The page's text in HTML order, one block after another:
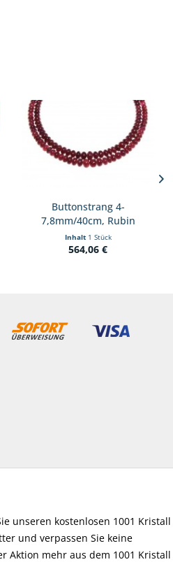
Buttonstrang 4-
7,8mm/40cm, Rubin
glasfilled
Inhalt 1 Stück
564,06 €
unseren kostenlosen 1001 Kristall
und verpassen Sie keine
Aktion mehr aus dem 1001 Kristall